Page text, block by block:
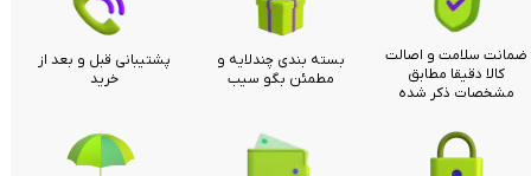
ضمانت سلامت و اصالت
کالا دقیقا مطابق
مشخصات ذکر شده
بسته بندی چندلایه و
مطمئن بگو سیب
پشتیبانی قبل و بعد از
خرید